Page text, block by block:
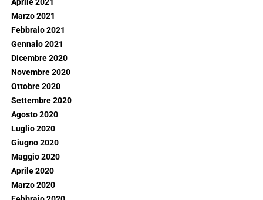
Aprile 2021
Marzo 2021
Febbraio 2021
Gennaio 2021
Dicembre 2020
Novembre 2020
Ottobre 2020
Settembre 2020
Agosto 2020
Luglio 2020
Giugno 2020
Maggio 2020
Aprile 2020
Marzo 2020